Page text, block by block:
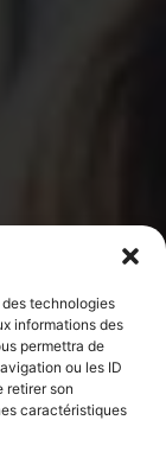
technologies
informations des
permettra de
ou les ID
retirer son
caractéristiques